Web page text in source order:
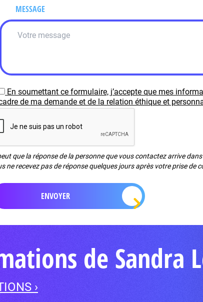
MESSAGE
En soumettant ce formulaire, j’accepte que mes
de ma demande et de la relation éthique et
que la réponse de la personne que vous contactez arrive
ne recevez pas de réponse quelques jours après votre prise de
de Sandra
›